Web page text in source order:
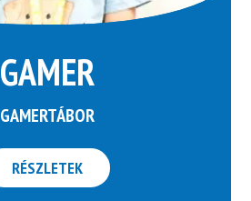
GAMER
GAMERTÁBOR
RÉSZLETEK